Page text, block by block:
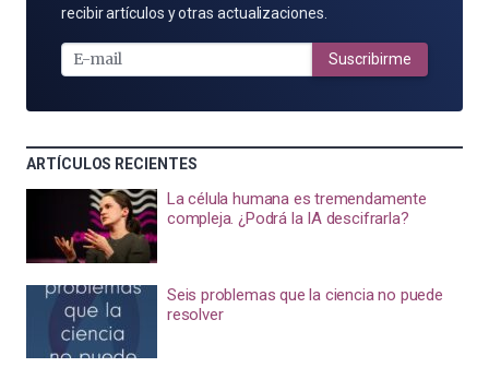
POR
MAIL
recibir artículos y otras actualizaciones.
Suscribirme
ARTÍCULOS RECIENTES
La célula humana es tremendamente
compleja. ¿Podrá la IA descifrarla?
Seis problemas que la ciencia no puede
resolver